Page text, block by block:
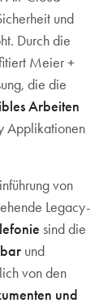
und
Durch die
Meier +
die die
Arbeiten
Applikationen
von
Legacy-
sind die
und
von den
und